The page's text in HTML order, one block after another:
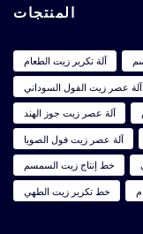
المنتجات
آلة تكرير زيت الطعام
آلة عصر زيت الفول السوداني
آلة عصر زيت جوز الهند
آلة عصر زيت فول الصويا
خط إنتاج زيت السمسم
خط تكرير زيت الطهي